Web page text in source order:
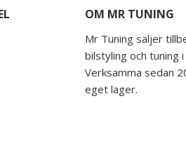
OM MR TUNING
Mr Tuning säljer
bilstyling och tuning i
Verksamma sedan
eget lager.